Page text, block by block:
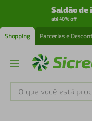
Saldão de
até 40% off
Shopping Parcerias e
O que você está